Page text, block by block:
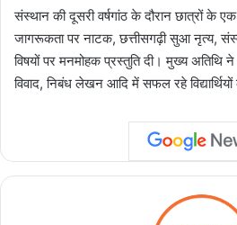
संस्थान की दूसरी वर्षगांठ के दौरान छात्रों के
जागरूकता पर नाटक, छत्तीसगढ़ी सुआ नृत्य,
विषयों पर मनमोहक प्रस्तुति दी। मुख्य
विवाद, निबंध लेखन आदि में सफल रहे विद्यार्थियों